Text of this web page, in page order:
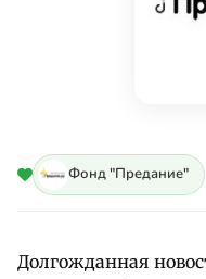
Фонд "Предание"
Долгожданная